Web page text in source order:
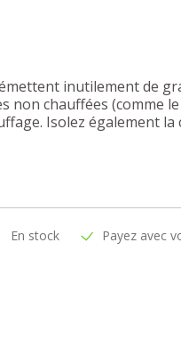
inutilement de
non chauffées (comme
Isolez également la
En stock Payez avec